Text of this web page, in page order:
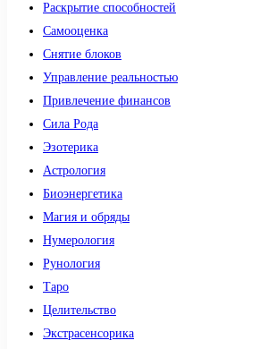
Раскрытие способностей
Самооценка
Снятие блоков
Управление реальностью
Привлечение финансов
Сила Рода
Эзотерика
Астрология
Биоэнергетика
Магия и обряды
Нумерология
Рунология
Таро
Целительство
Экстрасенсорика